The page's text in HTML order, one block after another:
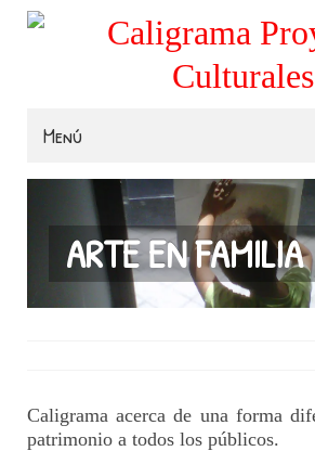
Menú
Familias
Colegios
Museos e Instituciones
ARTE EN FAMILIA
Caligrama acerca de una forma
patrimonio a todos los públicos.